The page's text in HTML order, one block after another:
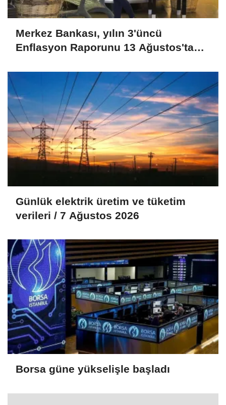
Merkez Bankası, yılın 3'üncü
Enflasyon Raporunu 13 Ağustos'ta
Günlük elektrik üretim ve tüketim
verileri / 7 Ağustos 2026
Borsa güne yükselişle başladı